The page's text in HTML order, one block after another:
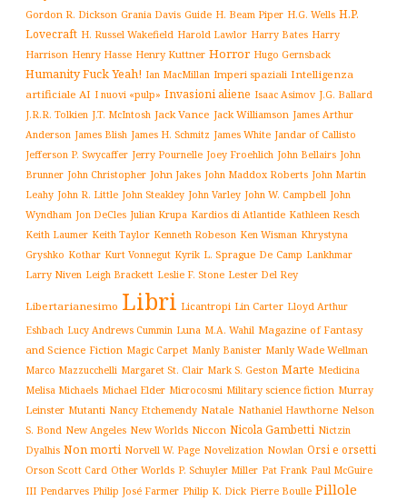
Gordon R. Dickson Grania Davis Guide H. Beam Piper H.G. Wells H.P.
Lovecraft H. Russel Wakefield Harold Lawlor Harry Bates Harry
Harrison Henry Hasse Henry Kuttner Horror Hugo Gernsback
Humanity Fuck Yeah! Ian MacMillan Imperi spaziali Intelligenza
artificiale AI I nuovi «pulp» Invasioni aliene Isaac Asimov J.G. Ballard
J.R.R. Tolkien J.T. McIntosh Jack Vance Jack Williamson James Arthur
Anderson James Blish James H. Schmitz James White Jandar of Callisto
Jefferson P. Swycaffer Jerry Pournelle Joey Froehlich John Bellairs John
Brunner John Christopher John Jakes John Maddox Roberts John Martin
Leahy John R. Little John Steakley John Varley John W. Campbell John
Wyndham Jon DeCles Julian Krupa Kardios di Atlantide Kathleen Resch
Keith Laumer Keith Taylor Kenneth Robeson Ken Wisman Khrystyna
Gryshko Kothar Kurt Vonnegut Kyrik L. Sprague De Camp Lankhmar
Larry Niven Leigh Brackett Leslie F. Stone Lester Del Rey
Libertarianesimo Libri Licantropi Lin Carter Lloyd Arthur
Eshbach Lucy Andrews Cummin Luna M.A. Wahil Magazine of Fantasy
and Science Fiction Magic Carpet Manly Banister Manly Wade Wellman
Marco Mazzucchelli Margaret St. Clair Mark S. Geston Marte Medicina
Melisa Michaels Michael Elder Microcosmi Military science fiction Murray
Leinster Mutanti Nancy Etchemendy Natale Nathaniel Hawthorne Nelson
S. Bond New Angeles New Worlds Niccon Nicola Gambetti Nictzin
Dyalhis Non morti Norvell W. Page Novelization Nowlan Orsi e orsetti
Orson Scott Card Other Worlds P. Schuyler Miller Pat Frank Paul McGuire
III Pendarves Philip José Farmer Philip K. Dick Pierre Boulle Pillole